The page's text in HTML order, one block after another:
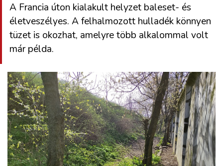
A Francia úton kialakult helyzet baleset- és
életveszélyes. A felhalmozott hulladék könnyen
tüzet is okozhat, amelyre több alkalommal volt
már példa.